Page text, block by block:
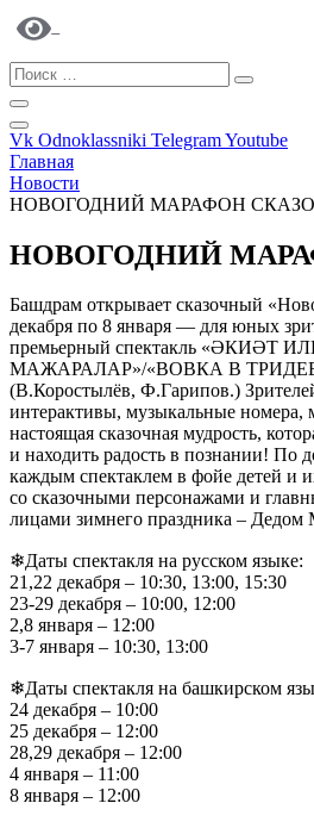
Vk Odnoklassniki TelegramYoutube
Главная
Новости
НОВОГОДНИЙ МАРАФОН
НОВОГОДНИЙ
Башдрам открывает сказочный
декабря по 8 января — для юных
премьерный спектакль «ӘКИӘТ
МАЖАРАЛАР»/«ВОВКА В
(В.Коростылёв, Ф.Гарипов.)
интерактивы, музыкальные номера,
настоящая сказочная мудрость,
и находить радость в познании! По
каждым спектаклем в фойе детей и
со сказочными персонажами и
лицами зимнего праздника – Дедом
❄Даты спектакля на русском языке:
21,22 декабря – 10:30, 13:00, 15:30
23-29 декабря – 10:00, 12:00
2,8 января – 12:00
3-7 января – 10:30, 13:00
❄Даты спектакля на башкирском
24 декабря – 10:00
25 декабря – 12:00
28,29 декабря – 12:00
4 января – 11:00
8 января – 12:00